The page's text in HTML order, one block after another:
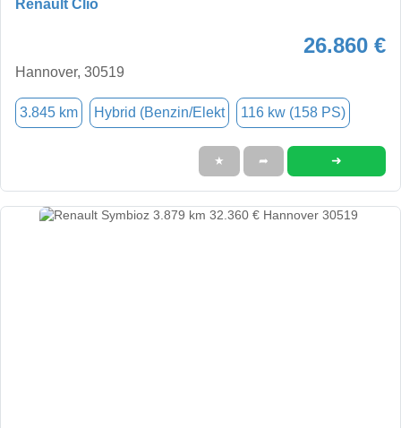
Renault Clio
26.860 €
Hannover, 30519
3.845 km Hybrid (Benzin/Elekt 116 kw (158 PS)
★ ➦ ➜